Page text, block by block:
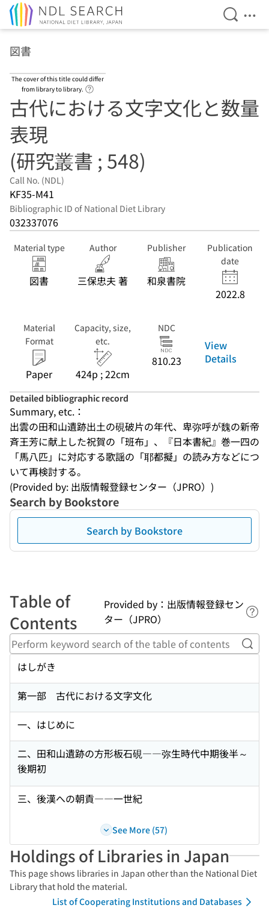
Open
図書
The cover of this title could differ
from library to library.
古代における文字文化と数量
表現
(研究叢書 ; 548)
Call No. (NDL)
KF35-M41
Bibliographic ID of National Diet Library
032337076
Material type
図書
Author
三保忠夫 著
Publisher
和泉書院
Publication
date
2022.8
Material
Format
Paper
Capacity, size,
etc.
424p ; 22cm
NDC
810.23
View
Details
Detailed bibliographic record
Summary, etc.：
出雲の田和山遺跡出土の硯破片の年代、卑弥呼が魏の新帝
斉王芳に献上した祝賀の「班布」、『日本書紀』巻一四の
「馬八匹」に対応する歌謡の「耶都擬」の読み方などにつ
いて再検討する。
(Provided by: 出版情報登録センター（JPRO）)
Search by Bookstore
Search by Bookstore
Table of
Contents
Provided by：出版情報登録セン
ター（JPRO）
はしがき
第一部 古代における文字文化
一、はじめに
二、田和山遺跡の方形板石硯――弥生時代中期後半～
後期初
三、後漢への朝貢――一世紀
See More (57)
Holdings of Libraries in Japan
This page shows libraries in Japan other than the National Diet
Library that hold the material.
List of Cooperating Institutions and Databases